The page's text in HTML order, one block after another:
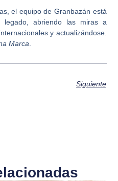
el equipo deGranbazán está
abriendo las miras a
y actualizándose.
Marca
Siguiente